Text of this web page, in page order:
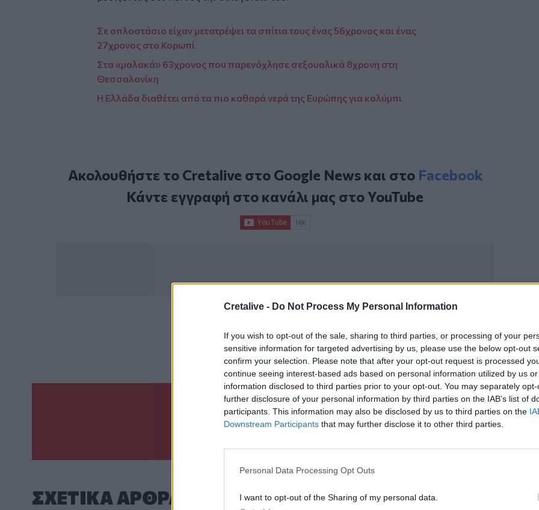
Cretalive - Do Not Process My Personal Information
If you wish to opt-out of the sale, sharing to third parties, or processing of your
sensitive information for targeted advertising by us, please use the below opt-out
confirm your selection. Please note that after your opt-out request is processed
continue seeing interest-based ads based on personal information utilized by us
information disclosed to third parties prior to your opt-out. You may separately
further disclosure of your personal information by third parties on the IAB’s list of
participants. This information may also be disclosed by us to third parties on the
Downstream Participants that may further disclose it to other third parties.
Personal Data Processing Opt Outs
I want to opt-out of the Sharing of my personal data.
Σε οπλοστάσιο είχαν μετατρέψει τα σπίτια τους ένας 56χρονος και ένας
27χρονος στο Κορωπί
Στα «μαλακά» 63χρονος που παρενόχλησε σεξουαλικά 8χρονη στη
Θεσσαλονίκη
Η Ελλάδα διαθέτει από τα πιο καθαρά νερά της Ευρώπης για κολύμπι
Ακολουθήστε το Cretalive στο Google Newsκαι στο Facebook
Κάντε εγγραφή στο κανάλι μας στοYouTube
Μωρό
Γίνε ο ρεπόρτερ του CRETALIVE
ΣΤΕΊΛΕ ΤΗΝ ΕΊΔΗΣΗ
ΣΧΕΤΙΚA AΡΘΡΑ